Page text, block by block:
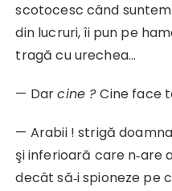
scotocesc când
din lucruri, îi pun pe
tragă cu urechea…
— Darcine ?Cine face
— Arabii ! strigă
şi inferioară care
decât să‑i spioneze pe